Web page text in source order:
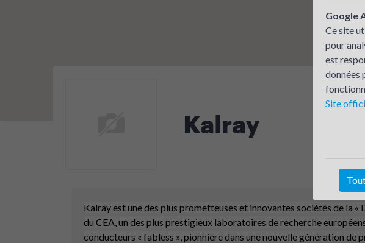
Kalray
Kalray est une des plus prometteuses et innovantes sociétés de la «
du CEA, un des plus prestigieux laboratoires de recherche
conducteurs « fabless », pionnière dans une nouvelle génération de
Google
Ce site
pour
est
données
Site